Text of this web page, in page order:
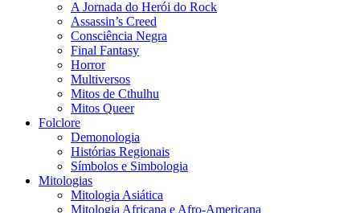
A Jornada do Herói do Rock
Assassin’s Creed
Consciência Negra
Final Fantasy
Horror
Multiversos
Mitos de Cthulhu
Mitos Queer
Folclore
Demonologia
Histórias Regionais
Símbolos e Simbologia
Mitologias
Mitologia Asiática
Mitologia Africana e Afro-Americana